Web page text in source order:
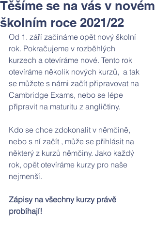
Těšíme se na vás v novém
školním roce 2021/22
Od 1. září začínáme opět nový školní
rok. Pokračujeme v rozběhlých
kurzech a otevíráme nové. Tento rok
otevíráme několik nových kurzů,  a tak
se můžete s námi začít připravovat na
Cambridge Exams, nebo se lépe
připravit na maturitu z angličtiny.
Kdo se chce zdokonalit v němčině,
nebo s ní začít , může se přihlásit na
některý z kurzů němčiny. Jako každý
rok, opět otevíráme kurzy pro naše
nejmenší.
Zápisy na všechny kurzy právě
probíhají!